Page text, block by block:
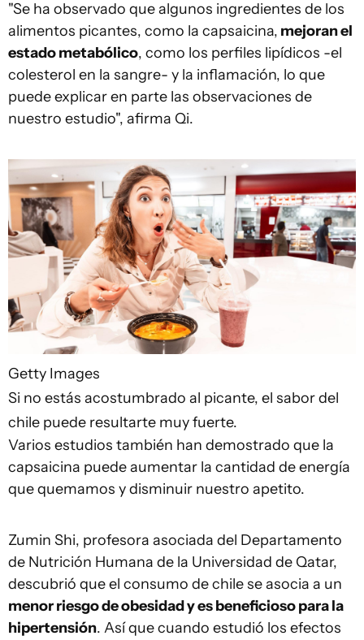
"Se ha observado que algunos ingredientes de los
alimentos picantes, como la capsaicina, mejoran el
estado metabólico, como los perfiles lipídicos -el
colesterol en la sangre- y la inflamación, lo que
puede explicar en parte las observaciones de
nuestro estudio", afirma Qi.
Getty Images
Si no estás acostumbrado al picante, el sabor del
chile puede resultarte muy fuerte.
Varios estudios también han demostrado que la
capsaicina puede aumentar la cantidad de energía
que quemamos y disminuir nuestro apetito.
Zumin Shi, profesora asociada del Departamento
de Nutrición Humana de la Universidad de Qatar,
descubrió que el consumo de chile se asocia a un
menor riesgo de obesidad y es beneficioso para la
hipertensión. Así que cuando estudió los efectos